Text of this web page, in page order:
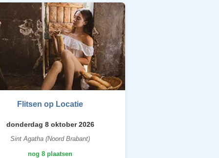
Flitsen op Locatie
donderdag 8 oktober 2026
Sint Agatha (Noord Brabant)
nog 8 plaatsen